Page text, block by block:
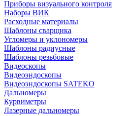
Приборы визуального контроля
Наборы ВИК
Расходные материалы
Шаблоны сварщика
Угломеры и уклономеры
Шаблоны радиусные
Шаблоны резьбовые
Видеоскопы
Видеоэндоскопы
Видеоэндоскопы SATEKO
Дальномеры
Курвиметры
Лазерные дальномеры